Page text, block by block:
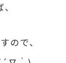
ので、